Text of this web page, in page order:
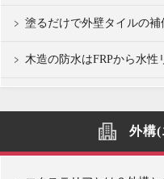
塗るだけで外壁タイルの
木造の防水はFRPから水性
外構(